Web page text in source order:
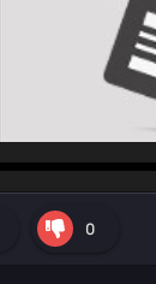
hd2160
hd1440
highres
hd1080
hd720
large
medium
small
tiny
0